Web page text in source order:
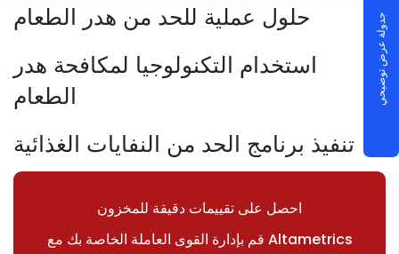
حلول عملية للحد من هدر الطعام
استخدام التكنولوجيا لمكافحة هدر
الطعام
تنفيذ برنامج الحد من النفايات الغذائية
احصل على تقييمات دقيقة للمخزون
قم بإدارة القوى العاملة الخاصة بك مع Altametrics
جدولة عرض توضيحي